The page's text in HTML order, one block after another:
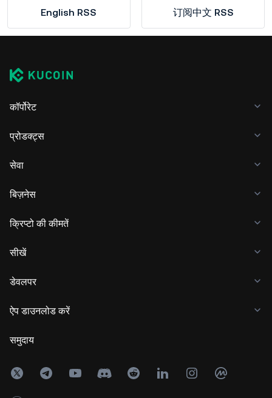
English RSS 订阅中文 RSS
कॉर्पोरेट
प्रोडक्ट्स
सेवा
बिज़नेस
क्रिप्टो की कीमतें
सीखें
डेवलपर
ऐप डाउनलोड करें
समुदाय